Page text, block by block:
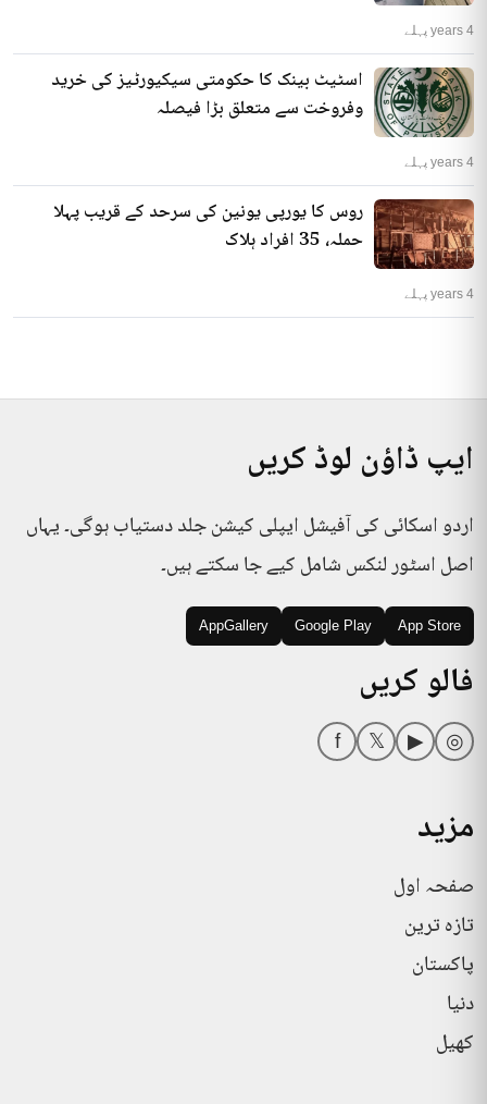
4 years پہلے
اسٹیٹ بینک کا حکومتی سیکیورٹیز کی خرید
وفروخت سے متعلق بڑا فیصلہ
4 years پہلے
روس کا یورپی یونین کی سرحد کے قریب پہلا
حملہ، 35 افراد ہلاک
4 years پہلے
ایپ ڈاؤن لوڈ کریں
اردو اسکائی کی آفیشل ایپلی کیشن جلد دستیاب ہوگی۔ یہاں
اصل اسٹور لنکس شامل کیے جا سکتے ہیں۔
App Store
Google Play
AppGallery
فالو کریں
◎
▶
𝕏
f
مزید
صفحہ اول
تازہ ترین
پاکستان
دنیا
کھیل